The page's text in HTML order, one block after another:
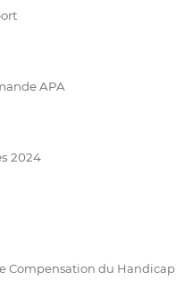
APA
2024
Compensation du Handicap